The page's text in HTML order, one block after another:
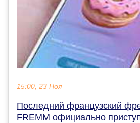
15:00, 23 Ноя
Последний французский
FREMM официально